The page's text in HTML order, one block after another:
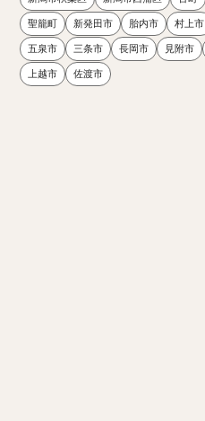
聖籠町 新発田市 胎内市 村上市
五泉市 三条市 長岡市 見附市
上越市 佐渡市